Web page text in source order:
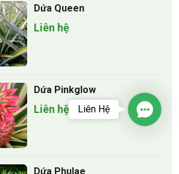
Dứa Queen
Liên hệ
Dứa Pinkglow
Liên hệ
Dứa Phulae
Liên Hệ